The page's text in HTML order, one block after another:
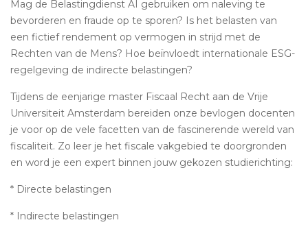
Mag de Belastingdienst AI gebruiken om naleving te
bevorderen en fraude op te sporen? Is het belasten van
een fictief rendement op vermogen in strijd met de
Rechten van de Mens? Hoe beïnvloedt internationale ESG-
regelgeving de indirecte belastingen?
Tijdens de eenjarige master Fiscaal Recht aan de Vrije
Universiteit Amsterdam bereiden onze bevlogen docenten
je voor op de vele facetten van de fascinerende wereld van
fiscaliteit. Zo leer je het fiscale vakgebied te doorgronden
en word je een expert binnen jouw gekozen studierichting:
* Directe belastingen
* Indirecte belastingen